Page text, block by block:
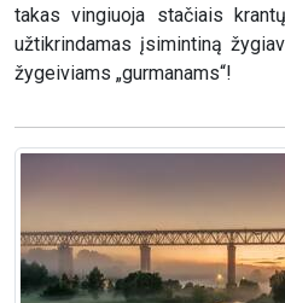
takas vingiuoja stačiais
užtikrindamas įsimintiną
žygeiviams „gurmanams“!